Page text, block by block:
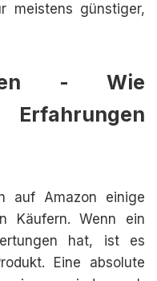
meistens günstiger,
- Wie
auf Amazon einige
Käufern. Wenn ein
hat, ist es
Eine absolute